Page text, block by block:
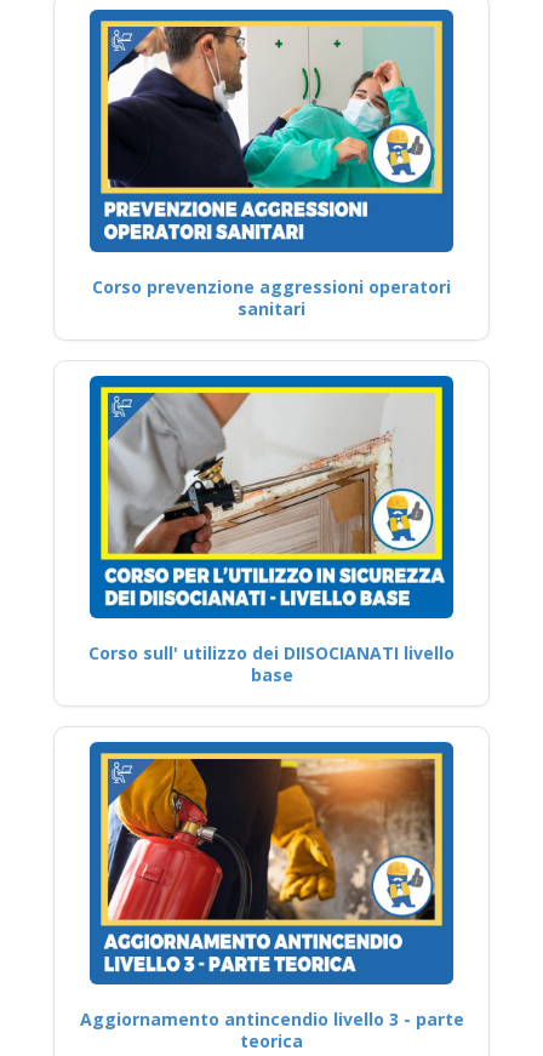
Corso prevenzione aggressioni operatori
sanitari
Corso sull' utilizzo dei DIISOCIANATI livello
base
Aggiornamento antincendio livello 3 - parte
teorica